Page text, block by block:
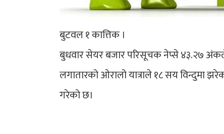
बुटवल १ कात्तिक ।
बुधवार सेयर बजार परिसूचक नेप्से ४३.२७
लगातारको ओरालो यात्राले १८ सय विन्दुमा
गरेको छ।